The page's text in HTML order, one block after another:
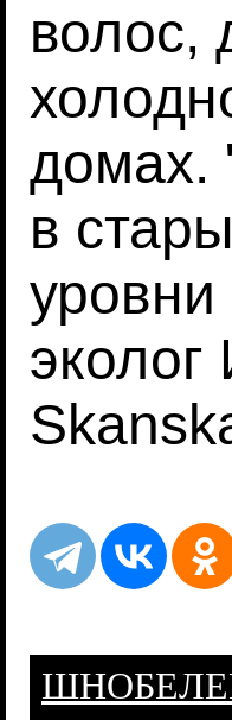
волос,
домах.
в
эколог